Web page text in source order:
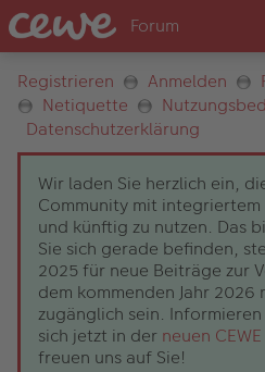
Registrieren Anmelden
Netiquette
Datenschutzerklärung
Wir laden Sie herzlich ein,
Community mit integriertem
und künftig zu nutzen. Das
Sie sich gerade befinden,
2025 für neue Beiträge zur
dem kommenden Jahr 2026
zugänglich sein.
sich jetzt in der neuen
freuen uns auf Sie!